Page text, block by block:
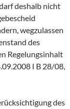
deshalb nicht
wegzulassen
des
Regelungsinhalt
I B 28/08,
des